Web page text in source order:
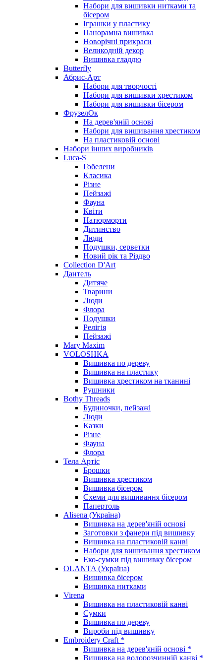
Набори для вишивки нитками та
бісером
Іграшки у пластику
Панорамна вишивка
Новорічні прикраси
Великодній декор
Вишивка гладдю
Butterfly
Абрис-Арт
Набори для творчості
Набори для вишивки хрестиком
Набори для вишивки бісером
ФрузелОк
На дерев'яній основі
Набори для вишивання хрестиком
На пластиковій основі
Набори інших виробників
Luca-S
Гобелени
Класика
Різне
Пейзажі
Фауна
Квіти
Натюрморти
Дитинство
Люди
Подушки, серветки
Новий рік та Різдво
Collection D'Art
Дантель
Дитяче
Тварини
Люди
Флора
Подушки
Релігія
Пейзажі
Mary Maxim
VOLOSHKA
Вишивка по дереву
Вишивка на пластику
Вишивка хрестиком на тканині
Рушники
Bothy Threads
Будиночки, пейзажі
Люди
Казки
Різне
Фауна
Флора
Тела Артіс
Брошки
Вишивка хрестиком
Вишивка бісером
Схеми для вишивання бісером
Папертоль
Alisena (Україна)
Вишивка на дерев'яній основі
Заготовки з фанери під вишивку
Вишивка на пластиковій канві
Набори для вишивання хрестиком
Еко-сумки під вишивку бісером
OLANTA (Україна)
Вишивка бісером
Вишивка нитками
Virena
Вишивка на пластиковій канві
Сумки
Вишивка по дереву
Вироби під вишивку
Embroidery Craft *
Вишивка на дерев'яній основі *
Вишивка на водорозчинній канві *